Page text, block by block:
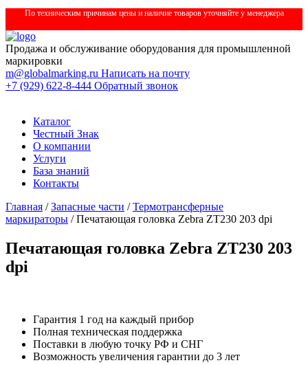
По техническим причинам цены и наличие товаров уточняйте у менеджера
Продажа и обслуживание оборудования для промышленной
маркировки
m@globalmarking.ru Написать на почту
+7 (929) 622-8-444 Обратный звонок
Каталог
Честный Знак
О компании
Услуги
База знаний
Контакты
Главная /Запасные части /Термотрансферные
маркираторы / Печатающая головка Zebra ZT230 203 dpi
Печатающая головка Zebra ZT230 203
dpi
Гарантия 1 год на каждый прибор
Полная техническая поддержка
Поставки в любую точку РФ и СНГ
Возможность увеличения гарантии до 3 лет